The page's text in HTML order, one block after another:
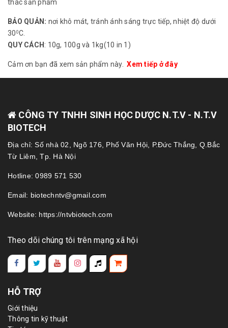
thác sản phẩm
BẢO QUẢN: nơi khô mát, tránh ánh sáng trực tiếp, nhiệt độ dưới
30 0C.
QUY CÁCH : 10g, 100g và 1kg(10 in 1)
Cảm ơn bạn đã xem sản phẩm này.Xem tiếp ở đây
CÔNG TY TNHH SINH HỌC DƯỢC N.T.V - N.T.V
BIOTECH
Địa chỉ: Số nhà 02, Ngõ 176, Phố Văn Hội, P.Đức Thắng, Q.Bắc
Từ Liêm, Tp. Hà Nội
Hotline: 0989 571 530
Email: biotechntv@gmail.com
Website: https://ntvbiotech.com
Theo dõi chúng tôi trên mạng xã hội
HỖ TRỢ
Giới thiệu
Thông tin kỹ thuật